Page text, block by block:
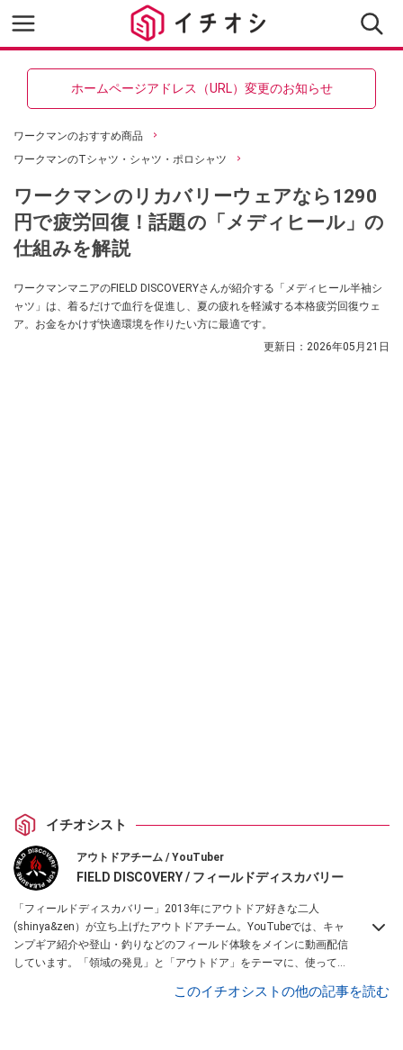
ホームページアドレス（URL）変更のお知らせ
ワークマンのおすすめ商品
ワークマンのTシャツ・シャツ・ポロシャツ
ワークマンのリカバリーウェアなら1290
円で疲労回復！話題の「メディヒール」の
仕組みを解説
ワークマンマニアのFIELD DISCOVERYさんが紹介する「メディヒール半袖シ
ャツ」は、着るだけで血行を促進し、夏の疲れを軽減する本格疲労回復ウェ
ア。お金をかけず快適環境を作りたい方に最適です。
更新日： 2026年05月21日
イチオシスト
アウトドアチーム / YouTuber
FIELD DISCOVERY / フィールドディスカバリー
「フィールドディスカバリー」2013年にアウトドア好きな二人
(shinya&zen）が立ち上げたアウトドアチーム。YouTubeでは、キャ
ンプギア紹介や登山・釣りなどのフィールド体験をメインに動画配信
しています。「領域の発見」と「アウトドア」をテーマに、使ってて
このイチオシストの他の記事を読む